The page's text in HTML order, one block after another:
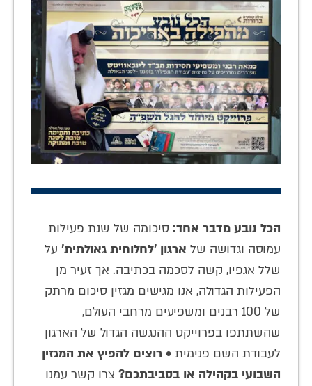
הכל נובע מדבר אחד: סיכומה של שנת פעילות
עמוסה וגדושה של ארגון 'לחלוחית גאולתית' על
שלל אגפיו, קשה לסכמה בכתיבה. אך זעיר מן
הפעילות הגדולה, אנו מגישים מגזין סיכום מרתק
של 100 רבנים ומשפיעים מרחבי העולם,
שהשתתפו בפרוייקט ההנגשה הגדול של הארגון
לעבודת השם פנימית • רוצים להפיץ את המגזין
השבועי בקהילה או בסביבתכם? צרו קשר עמנו